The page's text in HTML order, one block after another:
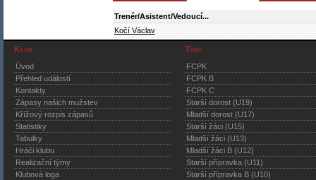
Trenér/Asistent/Vedoucí...
Kočí Václav
Klub
Úvod
Přehled událostí
Kontakty
Zápasy našich mužstev
Křížový rozpis zápasů
Statistiky
Tabulky
Hráči klubu
Realizační týmy
Klubová loga
Týmy
FCPK
FCPK B
FCPK C
Starší dorost (U19)
Mladší dorost (U17)
Starší žáci (U15)
Mladší žáci (U13)
Mladší žáci B (U12)
Starší přípravka (U11)
Starší přípravka B (U10)